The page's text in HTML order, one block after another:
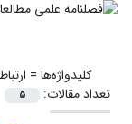
کلیدواژه‌ها =
تعداد مقالات:
5